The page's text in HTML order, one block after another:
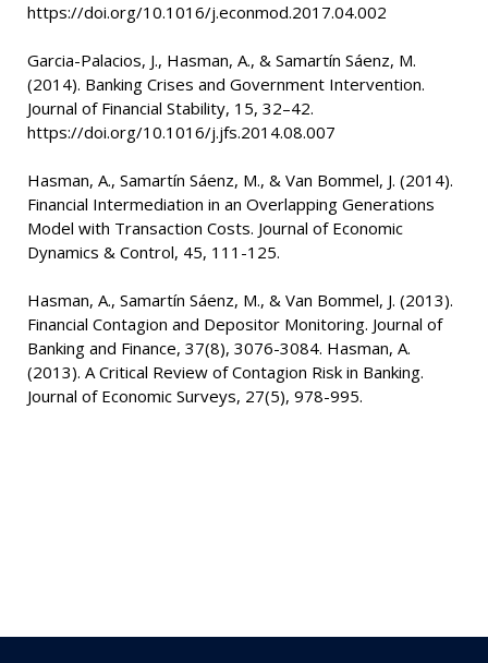
https://doi.org/10.1016/j.econmod.2017.04.002
Garcia-Palacios, J., Hasman, A., & Samartín Sáenz, M.
(2014). Banking Crises and Government Intervention.
Journal of Financial Stability, 15, 32–42.
https://doi.org/10.1016/j.jfs.2014.08.007
Hasman, A., Samartín Sáenz, M., & Van Bommel, J. (2014).
Financial Intermediation in an Overlapping Generations
Model with Transaction Costs. Journal of Economic
Dynamics & Control, 45, 111-125.
Hasman, A., Samartín Sáenz, M., & Van Bommel, J. (2013).
Financial Contagion and Depositor Monitoring. Journal of
Banking and Finance, 37(8), 3076-3084. Hasman, A.
(2013). A Critical Review of Contagion Risk in Banking.
Journal of Economic Surveys, 27(5), 978-995.